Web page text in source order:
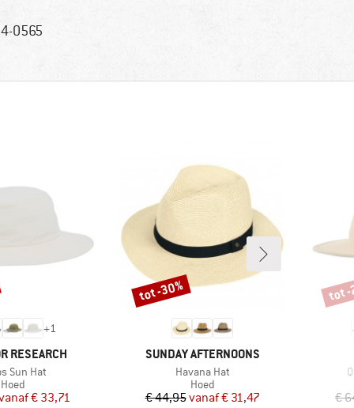
0565
+1
RESEARCH
Sun Hat
Productgroep
Hoed
Prijs
Verlaagde prijs
€ 33,71
MERK
SUNDAY AFTERNOONS
Artikel
Havana Hat
Productgroep
Hoed
Prijs
€ 44,95 Verlaagde prijs
vanaf€ 31,47
Korting
tot -30%
€
tot